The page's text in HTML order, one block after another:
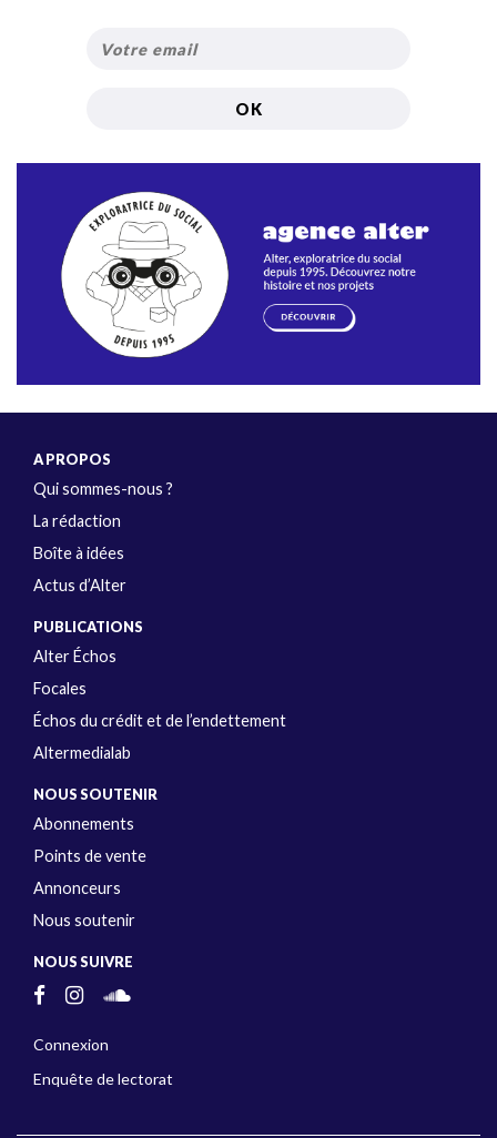
A PROPOS
Qui sommes-nous ?
La rédaction
Boîte à idées
Actus d’Alter
PUBLICATIONS
Alter Échos
Focales
Échos du crédit et de l’endettement
Altermedialab
NOUS SOUTENIR
Abonnements
Points de vente
Annonceurs
Nous soutenir
NOUS SUIVRE
Connexion
Enquête de lectorat